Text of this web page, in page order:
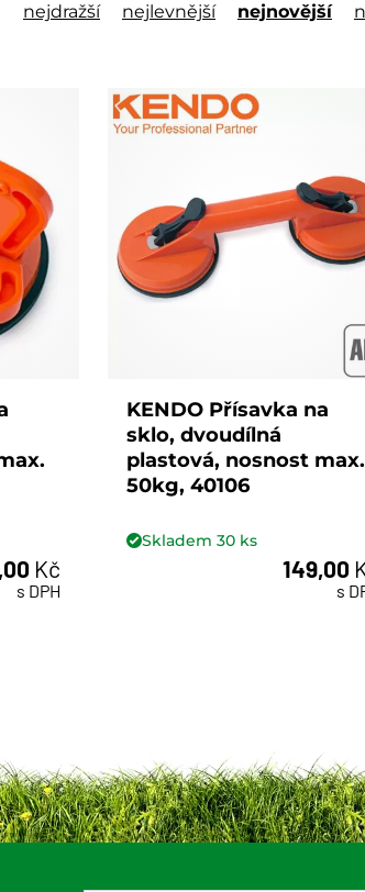
nejdražší nejlevnější nejnovější
Kč
s DPH
KENDO Přísavka na
sklo, dvoudílná
plastová, nosnost max.
50kg, 40106
Skladem30 ks
149,00
s